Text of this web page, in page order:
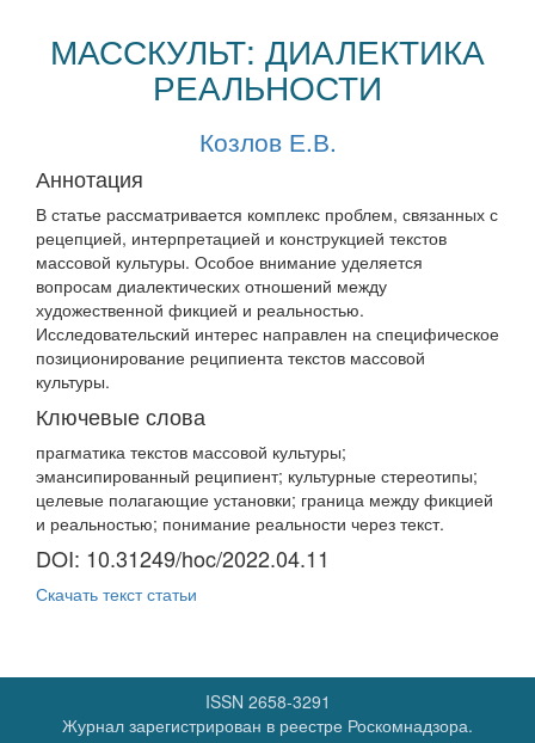
МАССКУЛЬТ: ДИАЛЕКТИКА
РЕАЛЬНОСТИ
Козлов Е.В.
Аннотация
В статье рассматривается комплекс проблем, связанных с
рецепцией, интерпретацией и конструкцией текстов
массовой культуры. Особое внимание уделяется
вопросам диалектических отношений между
художественной фикцией и реальностью.
Исследовательский интерес направлен на специфическое
позиционирование реципиента текстов массовой
культуры.
Ключевые слова
прагматика текстов массовой культуры;
эмансипированный реципиент; культурные стереотипы;
целевые полагающие установки; граница между фикцией
и реальностью; понимание реальности через текст.
DOI: 10.31249/hoc/2022.04.11
Скачать текст статьи
ISSN 2658-3291
Журнал зарегистрирован в реестре Роскомнадзора.